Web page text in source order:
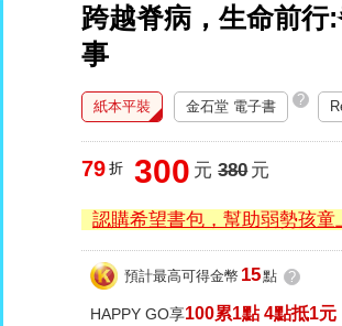
跨越脊病，生命前行
事
紙本平裝 金石堂 電子書 ?
79 折 300 元 380元
認購希望書包，幫助弱勢孩童
預計最高可得金幣 15點 ?
HAPPY GO享100累1點 4點抵1元